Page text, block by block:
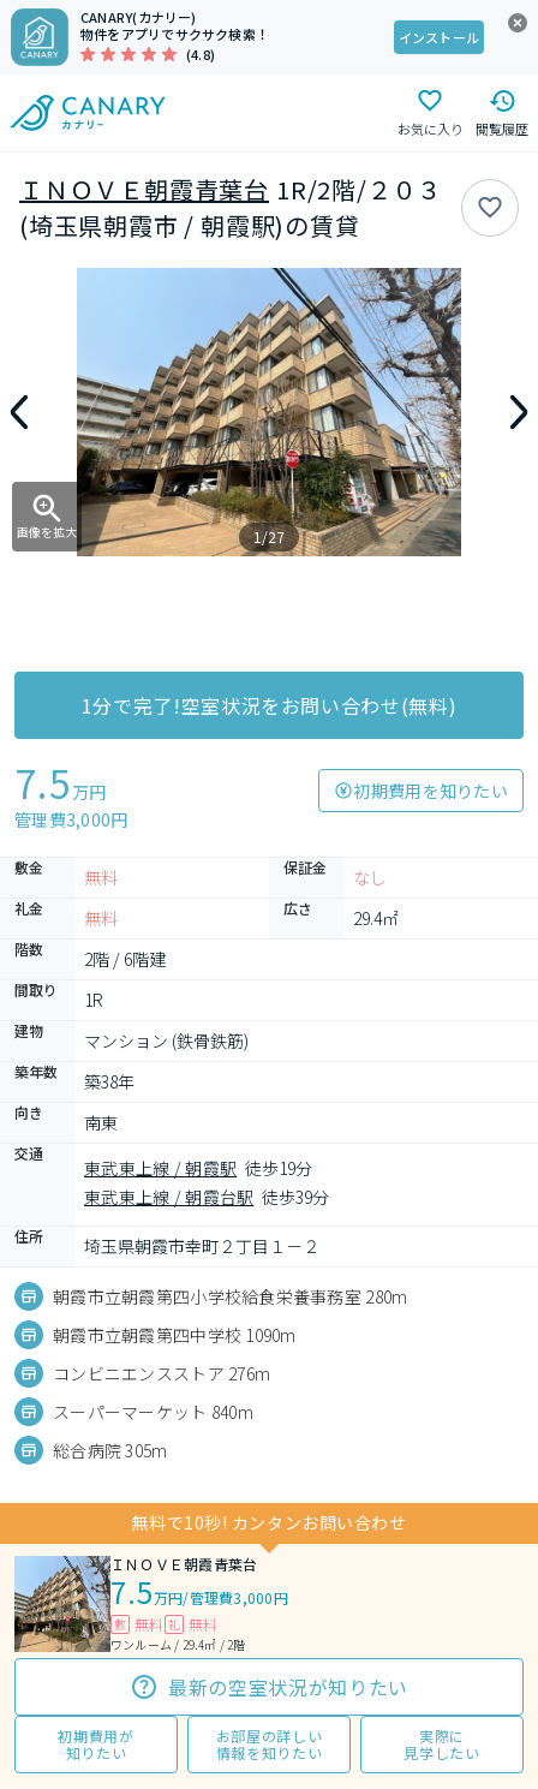
CANARY(カナリー)
物件をアプリでサクサク検索！
(4.8)
インストール
お気に入り 閲覧履歴
ＩＮＯＶＥ朝霞青葉台 1R/2階/２０３
(埼玉県朝霞市 / 朝霞駅)の賃貸
画像を拡大 1/27
1分で完了!空室状況をお問い合わせ(無料)
7.5 万円
管理費3,000円
初期費用を知りたい
敷金 無料 保証金 なし
礼金 無料 広さ 29.4㎡
階数 2階 / 6階建
間取り 1R
建物 マンション (鉄骨鉄筋)
築年数 築38年
向き 南東
交通
東武東上線 / 朝霞駅 徒歩19分
東武東上線 / 朝霞台駅 徒歩39分
住所 埼玉県朝霞市幸町２丁目１－２
朝霞市立朝霞第四小学校給食栄養事務室 280m
朝霞市立朝霞第四中学校 1090m
コンビニエンスストア 276m
スーパーマーケット 840m
総合病院 305m
無料で10秒! カンタンお問い合わせ
ＩＮＯＶＥ朝霞青葉台
7.5万円/管理費3,000円
敷 無料 礼 無料
ワンルーム / 29.4㎡ / 2階
最新の空室状況が知りたい
初期費用が
知りたい
お部屋の詳しい
情報を知りたい
実際に
見学したい